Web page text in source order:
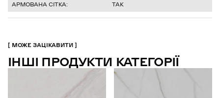
АРМОВАНА СІТКА:
ТАК
МОЖЕ ЗАЦІКАВИТИ
ІНШІ ПРОДУКТИ КАТЕГОРІЇ